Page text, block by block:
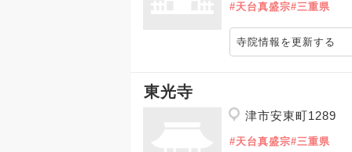
#天台真盛宗#三重県
寺院情報を更新する
東光寺
津市安東町1289
#天台真盛宗#三重県